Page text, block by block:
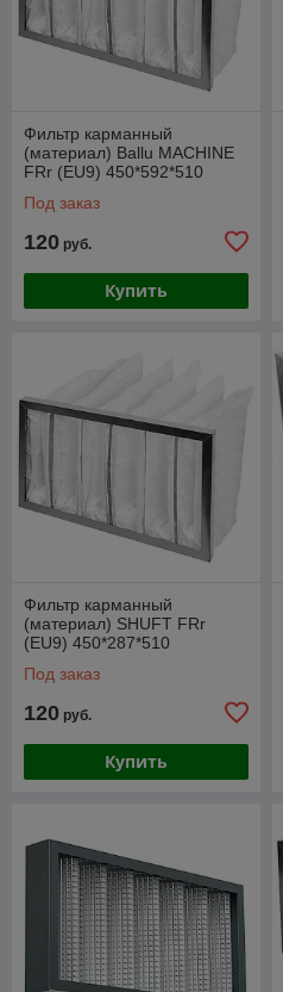
Фильтр карманный
(материал) Ballu MACHINE
FRr (EU9) 450*592*510
Под заказ
120 руб.
Купить
Фильтр карманный
(материал) SHUFT FRr
(EU9) 450*287*510
Под заказ
120 руб.
Купить